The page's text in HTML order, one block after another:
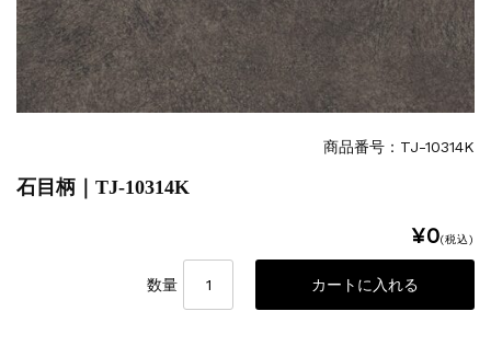
商品番号：TJ-10314K
石目柄｜TJ-10314K
¥0(税込)
数量